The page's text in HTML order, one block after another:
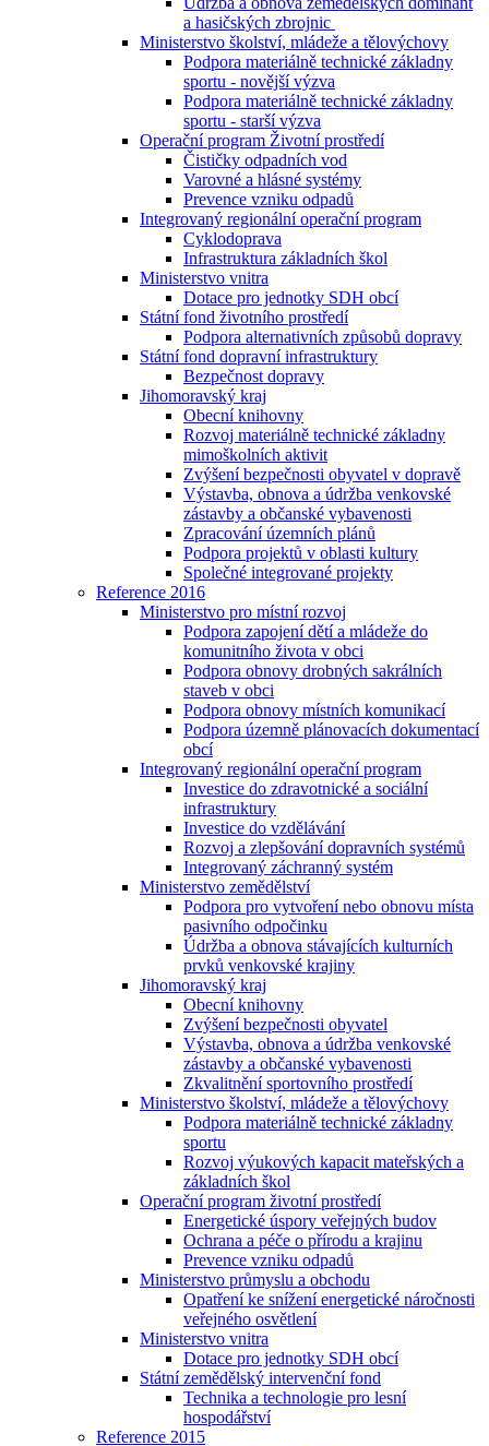
a hasičských zbrojnic
Ministerstvo školství, mládeže a tělovýchovy
Podpora materiálně technické základny
sportu - novější výzva
Podpora materiálně technické základny
sportu - starší výzva
Operační program Životní prostředí
Čističky odpadních vod
Varovné a hlásné systémy
Prevence vzniku odpadů
Integrovaný regionální operační program
Cyklodoprava
Infrastruktura základních škol
Ministerstvo vnitra
Dotace pro jednotky SDH obcí
Státní fond životního prostředí
Podpora alternativních způsobů dopravy
Státní fond dopravní infrastruktury
Bezpečnost dopravy
Jihomoravský kraj
Obecní knihovny
Rozvoj materiálně technické základny
mimoškolních aktivit
Zvýšení bezpečnosti obyvatel v dopravě
Výstavba, obnova a údržba venkovské
zástavby a občanské vybavenosti
Zpracování územních plánů
Podpora projektů v oblasti kultury
Společné integrované projekty
Reference 2016
Ministerstvo pro místní rozvoj
Podpora zapojení dětí a mládeže do
komunitního života v obci
Podpora obnovy drobných sakrálních
staveb v obci
Podpora obnovy místních komunikací
Podpora územně plánovacích dokumentací
obcí
Integrovaný regionální operační program
Investice do zdravotnické a sociální
infrastruktury
Investice do vzdělávání
Rozvoj a zlepšování dopravních systémů
Integrovaný záchranný systém
Ministerstvo zemědělství
Podpora pro vytvoření nebo obnovu místa
pasivního odpočinku
Údržba a obnova stávajících kulturních
prvků venkovské krajiny
Jihomoravský kraj
Obecní knihovny
Zvýšení bezpečnosti obyvatel
Výstavba, obnova a údržba venkovské
zástavby a občanské vybavenosti
Zkvalitnění sportovního prostředí
Ministerstvo školství, mládeže a tělovýchovy
Podpora materiálně technické základny
sportu
Rozvoj výukových kapacit mateřských a
základních škol
Operační program životní prostředí
Energetické úspory veřejných budov
Ochrana a péče o přírodu a krajinu
Prevence vzniku odpadů
Ministerstvo průmyslu a obchodu
Opatření ke snížení energetické náročnosti
veřejného osvětlení
Ministerstvo vnitra
Dotace pro jednotky SDH obcí
Státní zemědělský intervenční fond
Technika a technologie pro lesní
hospodářství
Reference 2015